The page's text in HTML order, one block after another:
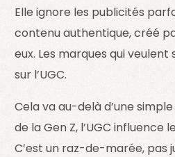
Elle ignore les publicités
contenu authentique, créé
eux. Les marques qui
sur l’UGC.
Cela va au-delà d’une
de la Gen Z, l’UGC influence
C’est un raz-de-marée, pas